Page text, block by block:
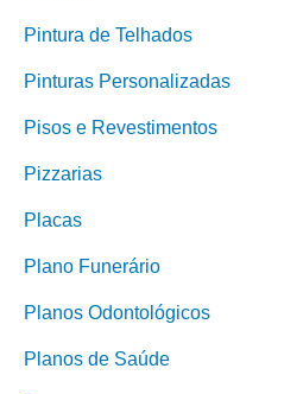
Pintura de Telhados
Pinturas Personalizadas
Pisos e Revestimentos
Pizzarias
Placas
Plano Funerário
Planos Odontológicos
Planos de Saúde